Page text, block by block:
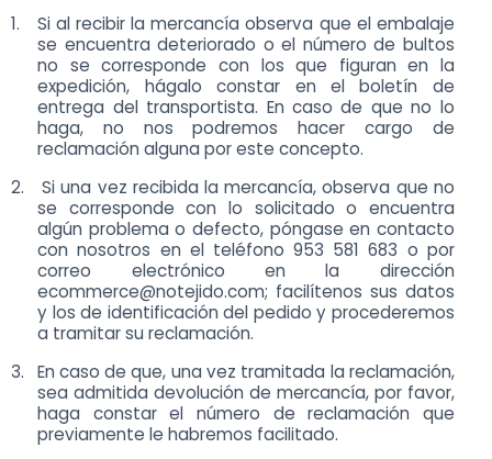
1.
Si al recibir la mercancía observa que el embalaje
se encuentra deteriorado o el número de bultos
no se corresponde con los que figuran en la
expedición, hágalo constar en el boletín de
entrega del transportista. En caso de que no lo
haga, no nos podremos hacer cargo de
reclamación alguna por este concepto.
2.
Si una vez recibida la mercancía, observa que no
se corresponde con lo solicitado o encuentra
algún problema o defecto, póngase en contacto
con nosotros en el teléfono 953 581 683 o por
correo electrónico en la dirección
ecommerce@notejido.com; facilítenos sus datos
y los de identificación del pedido y procederemos
a tramitar su reclamación.
3.
En caso de que, una vez tramitada la reclamación,
sea admitida devolución de mercancía, por favor,
haga constar el número de reclamación que
previamente le habremos facilitado.